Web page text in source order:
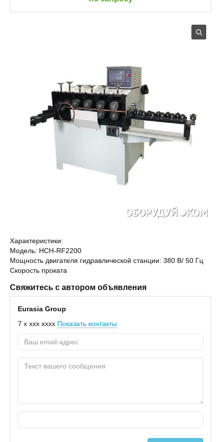
Характеристики:
Модель: HCH-RF2200
Мощность двигателя гидравлической станции: 380 В/ 50 Гц
Скорость проката
Свяжитесь с автором объявления
Eurasia Group
7 x xxx xxxx Показать контакты